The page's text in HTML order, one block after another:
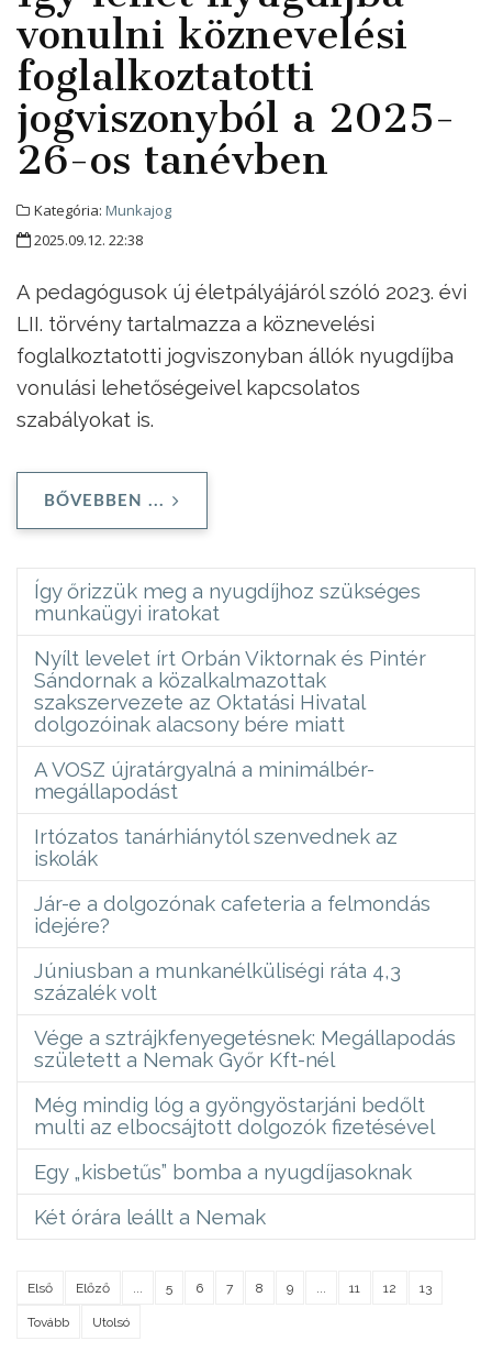
vonulni köznevelési
foglalkoztatotti
jogviszonyból a 2025-
26-os tanévben
Kategória: Munkajog
2025.09.12. 22:38
A pedagógusok új életpályájáról szóló 2023. évi
LII. törvény tartalmazza a köznevelési
foglalkoztatotti jogviszonyban állók nyugdíjba
vonulási lehetőségeivel kapcsolatos
szabályokat is.
BŐVEBBEN ...
Így őrizzük meg a nyugdíjhoz szükséges
munkaügyi iratokat
Nyílt levelet írt Orbán Viktornak és Pintér
Sándornak a közalkalmazottak
szakszervezete az Oktatási Hivatal
dolgozóinak alacsony bére miatt
A VOSZ újratárgyalná a minimálbér-
megállapodást
Irtózatos tanárhiánytól szenvednek az
iskolák
Jár-e a dolgozónak cafeteria a felmondás
idejére?
Júniusban a munkanélküliségi ráta 4,3
százalék volt
Vége a sztrájkfenyegetésnek: Megállapodás
született a Nemak Győr Kft-nél
Még mindig lóg a gyöngyöstarjáni bedőlt
multi az elbocsájtott dolgozók fizetésével
Egy „kisbetűs” bomba a nyugdíjasoknak
Két órára leállt a Nemak
Első Előző 5 6 7 8 9 11 12 13
Tovább Utolsó